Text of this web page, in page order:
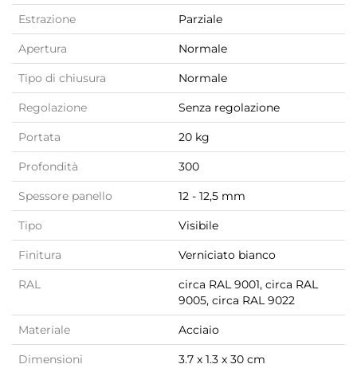
Estrazione Parziale
Apertura Normale
Tipo di chiusura Normale
Regolazione Senza regolazione
Portata 20 kg
Profondità 300
Spessore panello 12 - 12,5 mm
Tipo Visibile
Finitura Verniciato bianco
RAL
circa RAL 9001, circa RAL
9005, circa RAL 9022
Materiale Acciaio
Dimensioni 3.7 x 1.3 x 30 cm